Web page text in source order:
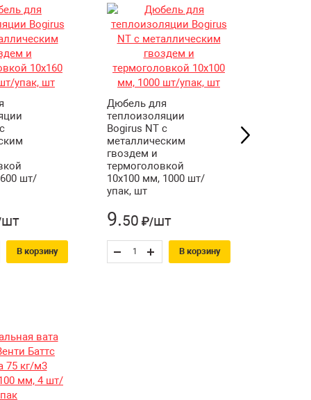
шт/
шт
В корзину
Дюбель для
теплоизоляции
Bogirus NT с
металлическим
гвоздем и
термоголовкой
10х100 мм, 1000 шт/
упак, шт
9.50 ₽/шт
В корзину